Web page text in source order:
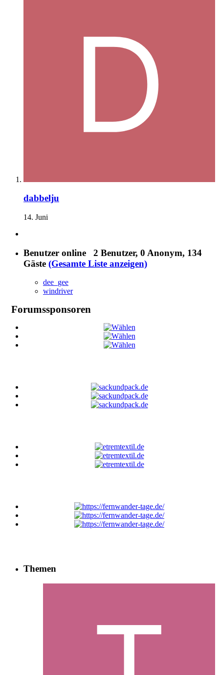
dabbelju
14. Juni
Benutzer online 2 Benutzer, 0 Anonym, 134
Gäste (Gesamte Liste anzeigen)
dee_gee
windriver
Forumssponsoren
Themen